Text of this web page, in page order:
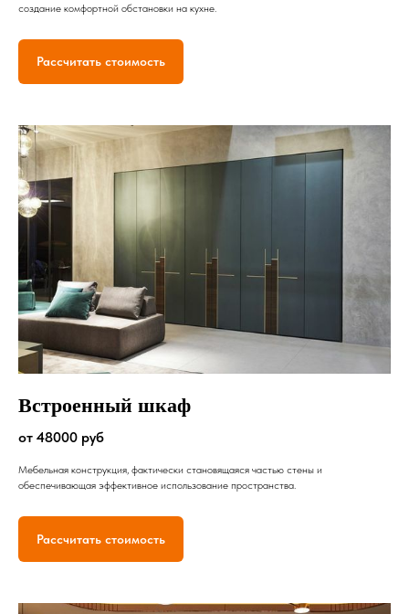
создание комфортной обстановки на кухне.
Рассчитать стоимость
Встроенный шкаф
от 48000 руб
Мебельная конструкция, фактически становящаяся частью стены и
обеспечивающая эффективное использование пространства.
Рассчитать стоимость